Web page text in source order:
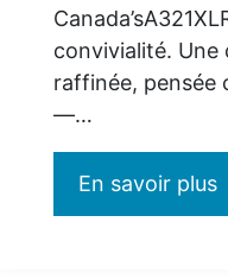
convivialité. Une
raffinée, pensée
—…
En savoir plus